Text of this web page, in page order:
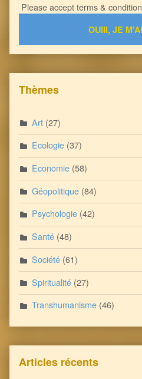
Please accept terms & condition
Thèmes
Art (27)
Ecologie (37)
Economie (58)
Géopolitique (84)
Psychologie (42)
Santé (48)
Société (61)
Spiritualité (27)
Transhumanisme (46)
Articles récents